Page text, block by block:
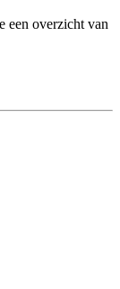
een overzicht van